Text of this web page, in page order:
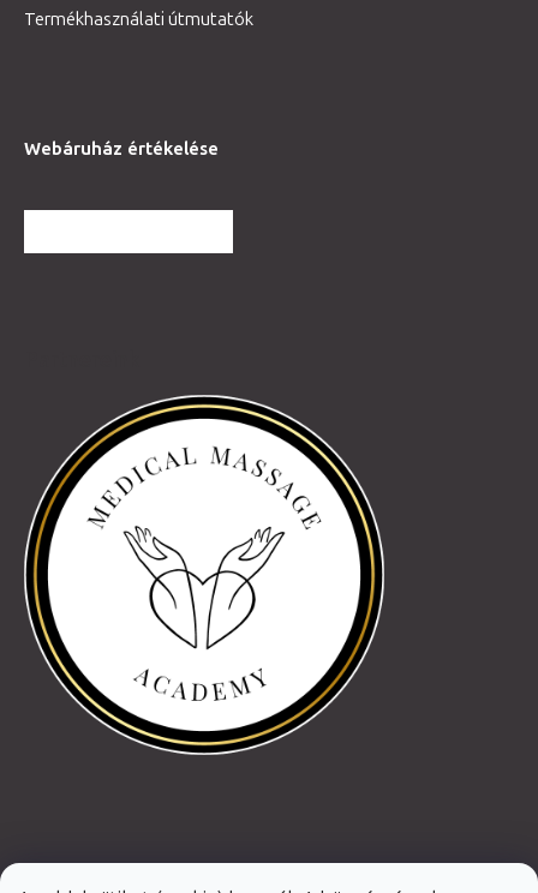
Termékhasználati útmutatók
Webáruház értékelése